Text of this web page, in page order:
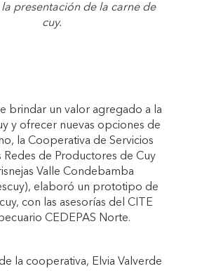
presentación de la carne de
cuy.
brindar un valor agregado a la
y ofrecer nuevas opciones de
la Cooperativa de Servicios
Redes de Productores de Cuy
Valle Condebamba
elaboró un prototipo de
con las asesorías del CITE
CEDEPAS Norte.
la cooperativa, Elvia Valverde